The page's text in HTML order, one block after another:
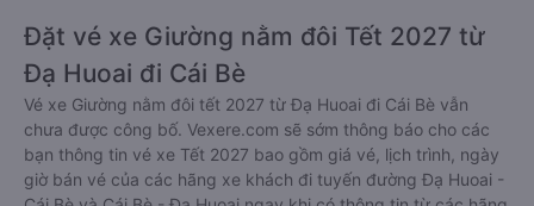
Đặt vé xe Giường nằm đôi Tết 2027 từ
Đạ Huoai đi Cái Bè
Vé xe Giường nằm đôi tết 2027 từ Đạ Huoai đi Cái Bè vẫn
chưa được công bố. Vexere.com sẽ sớm thông báo cho các
bạn thông tin vé xe Tết 2027 bao gồm giá vé, lịch trình, ngày
giờ bán vé của các hãng xe khách đi tuyến đường Đạ Huoai -